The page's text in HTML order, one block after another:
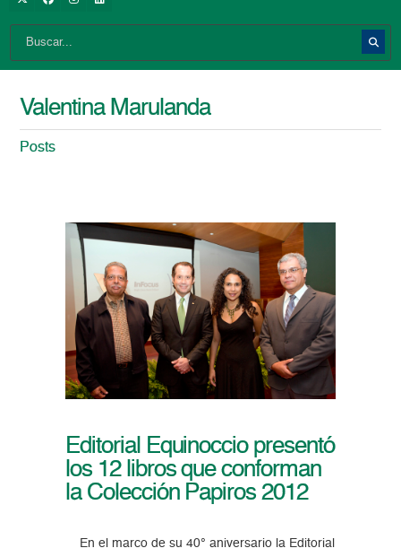
Valentina Marulanda
Posts
Editorial Equinoccio presentó
los 12 libros que conforman
la Colección Papiros 2012
En el marco de su 40° aniversario la Editorial